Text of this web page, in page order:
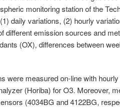
monitoring station of the
daily variations, (2) hourly
different emission sources and
(OX), differences between
were measured on-line with
(Horiba) for O3. Moreover,
(4034BG and 4122BG,